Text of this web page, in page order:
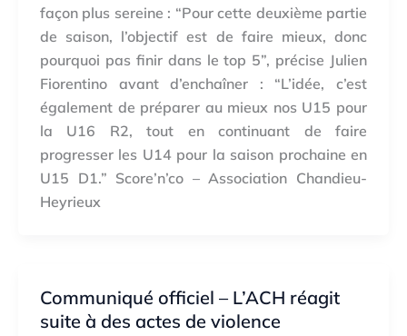
façon plus sereine : “Pour cette deuxième partie
de saison, l’objectif est de faire mieux, donc
pourquoi pas finir dans le top 5”, précise Julien
Fiorentino avant d’enchaîner : “L’idée, c’est
également de préparer au mieux nos U15 pour
la U16 R2, tout en continuant de faire
progresser les U14 pour la saison prochaine en
U15 D1.” Score’n’co – Association Chandieu-
Heyrieux
Communiqué officiel – L’ACH réagit
suite à des actes de violence